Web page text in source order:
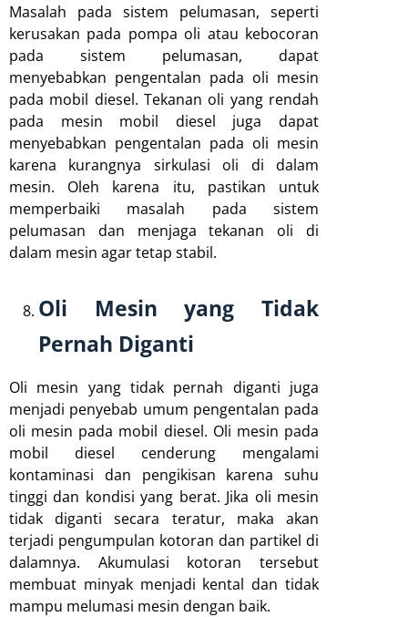
Masalah pada sistem pelumasan, seperti
kerusakan pada pompa oli atau kebocoran
pada sistem pelumasan, dapat
menyebabkan pengentalan pada oli mesin
pada mobil diesel. Tekanan oli yang rendah
pada mesin mobil diesel juga dapat
menyebabkan pengentalan pada oli mesin
karena kurangnya sirkulasi oli di dalam
mesin. Oleh karena itu, pastikan untuk
memperbaiki masalah pada sistem
pelumasan dan menjaga tekanan oli di
dalam mesin agar tetap stabil.
Oli Mesin yang Tidak
Pernah Diganti
Oli mesin yang tidak pernah diganti juga
menjadi penyebab umum pengentalan pada
oli mesin pada mobil diesel. Oli mesin pada
mobil diesel cenderung mengalami
kontaminasi dan pengikisan karena suhu
tinggi dan kondisi yang berat. Jika oli mesin
tidak diganti secara teratur, maka akan
terjadi pengumpulan kotoran dan partikel di
dalamnya. Akumulasi kotoran tersebut
membuat minyak menjadi kental dan tidak
mampu melumasi mesin dengan baik.